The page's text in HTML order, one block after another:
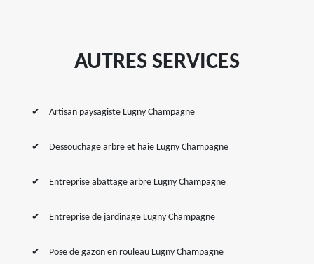
AUTRES SERVICES
Artisan paysagiste Lugny Champagne
Dessouchage arbre et haie Lugny Champagne
Entreprise abattage arbre Lugny Champagne
Entreprise de jardinage Lugny Champagne
Pose de gazon en rouleau Lugny Champagne